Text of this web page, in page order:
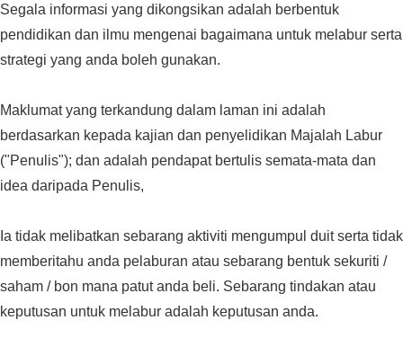
Segala informasi yang dikongsikan adalah berbentuk
pendidikan dan ilmu mengenai bagaimana untuk melabur serta
strategi yang anda boleh gunakan.
Maklumat yang terkandung dalam laman ini adalah
berdasarkan kepada kajian dan penyelidikan Majalah Labur
("Penulis"); dan adalah pendapat bertulis semata-mata dan
idea daripada Penulis,
Ia tidak melibatkan sebarang aktiviti mengumpul duit serta tidak
memberitahu anda pelaburan atau sebarang bentuk sekuriti /
saham / bon mana patut anda beli. Sebarang tindakan atau
keputusan untuk melabur adalah keputusan anda.